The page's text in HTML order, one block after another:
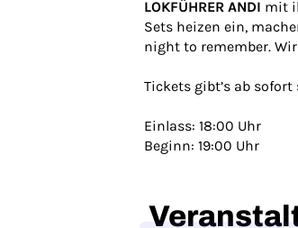
LOKFÜHRER ANDI mit
Sets heizen ein,
night to remember.
Tickets gibt’s ab
Einlass: 18:00 Uhr
Beginn: 19:00 Uhr